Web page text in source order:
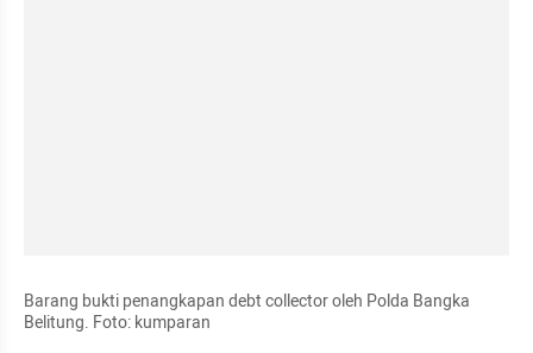
Barang bukti penangkapan debt collector oleh Polda Bangka
Belitung. Foto: kumparan